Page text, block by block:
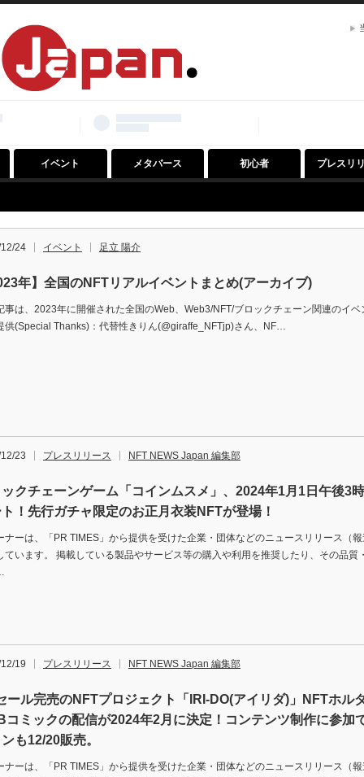
イベント メタバース 初心者 プレスリ
24 イベント 足立 陽介
年】全国のNFTリアルイベントまとめ(アーカイブ)
事は、2023年に開催された全国のWeb、Web3/NFT/ブロックチェーン関連のイ
供(Special Thanks)：代替性きりん(@giraffe_NFTjp)さん、NF…
23 プレスリリース NFT NEWS Japan 編集部
クチェーンゲーム「コインムスメ」、2024年1月1日午後3
！先行ガチャ限定のお正月衣装NFTが登場！
ナーは、「PR TIMES」から提供を受けた企業・団体などのニュースリリース（
ています。 掲載している製品やサービス等の購入や利用を推奨したり、その品質
19 プレスリリース NFT NEWS Japan 編集部
ール完売のNFTプロジェクト「IRI-DO(アイリダ)」NFTホル
コミックの配信が2024年2月に決定！コンテンツ制作に参加
も12/20販売。
ナーは、「PR TIMES」から提供を受けた企業・団体などのニュースリリース（